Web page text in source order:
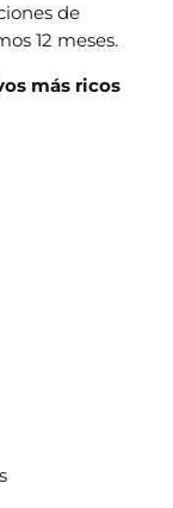
de
12 meses.
más ricos